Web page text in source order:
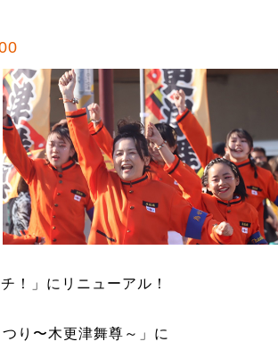
！」にリニューアル！
り〜木更津舞尊～」に